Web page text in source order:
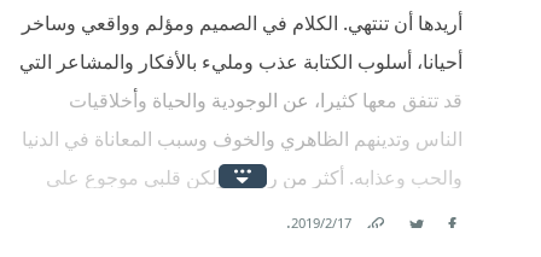
أريدها أن تنتهي. الكلام في الصميم ومؤلم وواقعي وساخر
أحيانا، أسلوب الكتابة عذب ومليء بالأفكار والمشاعر التي
قد تتفق معها كثيرا، عن الوجودية والحياة وأخلاقيات
الناس وتدينهم الظاهري والخوف وسبب المعاناة في الدنيا
والحب وعذابه. أكثر من رائعة، ولكن قلبي موجوع على
أبطال الرواية البؤساء!
17‏/2‏/2019
.